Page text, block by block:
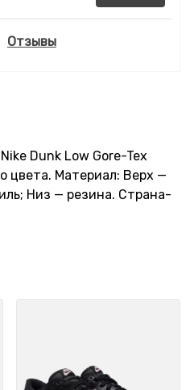
Отзывы
Dunk Low Gore-Tex
цвета. Материал: Верх —
Низ — резина. Страна-